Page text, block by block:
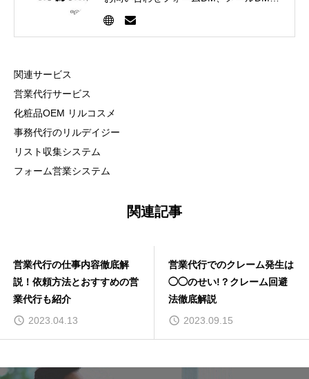
FAXDMなど様々な営業手法を通じて企
関連サービス
営業代行サービス
化粧品OEM リルコスメ
事務代行のリルデイジー
リスト収集システム
フォーム営業システム
関連記事
営業代行の仕事内容徹底解
説！依頼方法とおすすめの営
業代行も紹介
2023.04.13
営業代行でのクレーム発生は
◯◯のせい!？クレーム回避
法徹底解説
2023.09.15